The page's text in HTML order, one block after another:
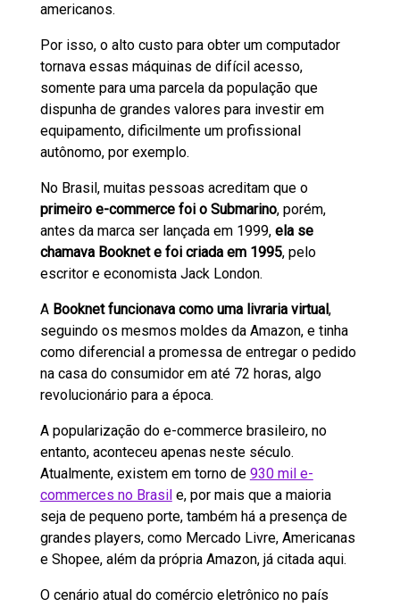
americanos.
Por isso, o alto custo para obter um computador
tornava essas máquinas de difícil acesso,
somente para uma parcela da população que
dispunha de grandes valores para investir em
equipamento, dificilmente um profissional
autônomo, por exemplo.
No Brasil, muitas pessoas acreditam que o
primeiro e-commerce foi o Submarino, porém,
antes da marca ser lançada em 1999, ela se
chamava Booknet e foi criada em 1995, pelo
escritor e economista Jack London.
A Booknet funcionava como uma livraria virtual ,
seguindo os mesmos moldes da Amazon, e tinha
como diferencial a promessa de entregar o pedido
na casa do consumidor em até 72 horas, algo
revolucionário para a época.
A popularização do e-commerce brasileiro, no
entanto, aconteceu apenas neste século.
Atualmente, existem em torno de 930 mil e-
commerces no Brasil e, por mais que a maioria
seja de pequeno porte, também há a presença de
grandes players, como Mercado Livre, Americanas
e Shopee, além da própria Amazon, já citada aqui.
O cenário atual do comércio eletrônico no país